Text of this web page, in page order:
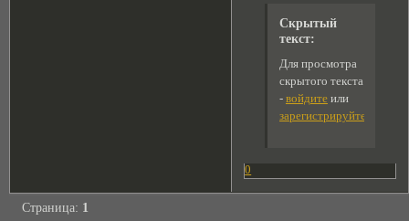
Скрытый
текст:
Для просмотра
скрытого текста
- войдитеили
зарегистрируйтесь
0
Страница: 1